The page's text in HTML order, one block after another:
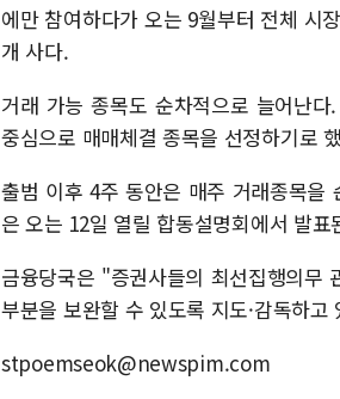
에만 참여하다가 오는 9월부터 전체 시
개 사다.
거래 가능 종목도 순차적으로 늘어난
중심으로 매매체결 종목을 선정하기로
출범 이후 4주 동안은 매주 거래종목을
은 오는 12일 열릴 합동설명회에서 발표
금융당국은 "증권사들의 최선집행의무
부분을 보완할 수 있도록 지도·감독하
stpoemseok@newspim.com